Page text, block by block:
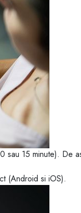
15 minute). De
(Android si iOS).